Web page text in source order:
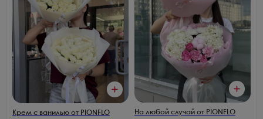
Крем с ванилью от PIONFLO На любой случай от PIONFLO